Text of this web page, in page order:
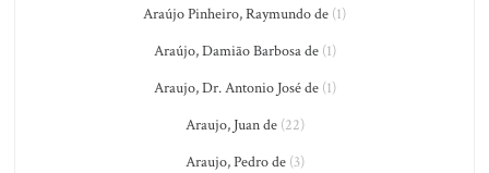
Araújo Pinheiro, Raymundo de (1)
Araújo, Damião Barbosa de(1)
Araujo, Dr. Antonio José de(1)
Araujo, Juan de(22)
Araujo, Pedro de(3)